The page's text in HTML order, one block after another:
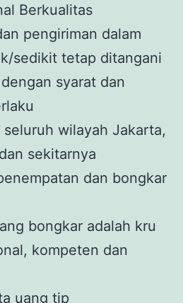
Berkualitas
pengiriman dalam
sedikit tetap ditangani
syarat dan
wilayah Jakarta,
sekitarnya
dan bongkar
bongkar adalah kru
kompeten dan
uang tip